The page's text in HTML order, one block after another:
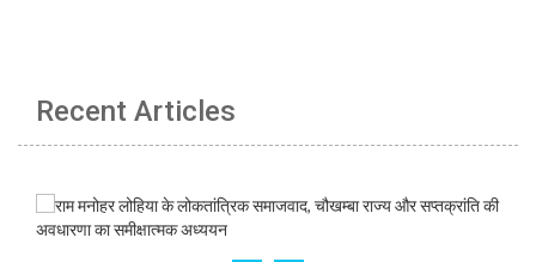
Recent Articles